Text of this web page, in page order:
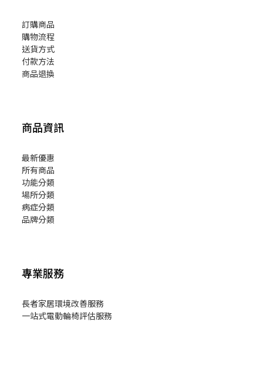
訂購商品
購物流程
送貨方式
付款方法
商品退換
商品資訊
最新優惠
所有商品
功能分類
場所分類
病症分類
品牌分類
專業服務
長者家居環境改善服務
一站式電動輪椅評估服務